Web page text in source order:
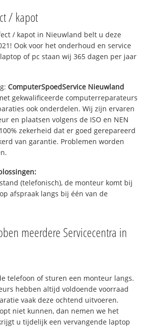
/ kapot
/ kapot in Nieuwland belt u deze
Ook voor het onderhoud en service
of pc staan wij 365 dagen per jaar
ComputerSpoedService Nieuwland
gekwalificeerde computerreparateurs
ook onderdelen. Wij zijn ervaren
en plaatsen volgens de ISO en NEN
zekerheid dat er goed gerepareerd
van garantie. Problemen worden
(telefonisch), de monteur komt bij
afspraak langs bij één van de
meerdere Servicecentra in
telefoon of sturen een monteur langs.
hebben altijd voldoende voorraad
vaak deze ochtend uitvoeren.
niet kunnen, dan nemen we het
u tijdelijk een vervangende laptop